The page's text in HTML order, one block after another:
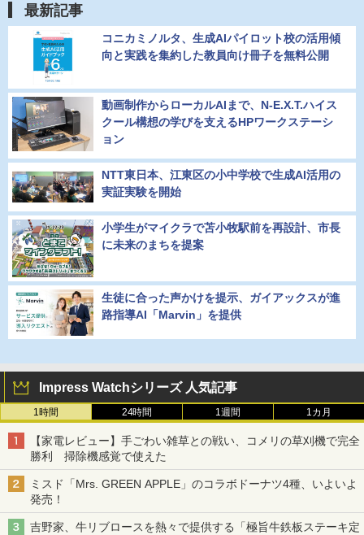
最新記事
コニカミノルタ、生成AIパイロット校の活用傾
向と実践を集約した教員向け冊子を無料公開
動画制作からローカルAIまで、N-E.X.T.ハイス
クール構想の学びを支えるHPワークステーシ
ョン
NTT東日本、江東区の小中学校で生成AI活用の
実証実験を開始
小学生がマイクラで苫小牧駅前を再設計、市長
に未来のまちを提案
生徒に合った声かけを提示、ガイアックスが進
路指導AI「Marvin」を提供
Impress Watchシリーズ 人気記事
1時間 24時間 1週間 1カ月
【家電レビュー】手ごわい雑草との戦い、コメリの草刈機で完全
勝利 掃除機感覚で使えた
ミスド「Mrs. GREEN APPLE」のコラボドーナツ4種、いよいよ
発売！
吉野家、牛リブロースを熱々で提供する「極旨牛鉄板ステーキ定